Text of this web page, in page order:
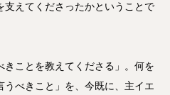
支えてくださったかということで
きことを教えてくださる」。何を
べきこと」を、今既に、主イエ